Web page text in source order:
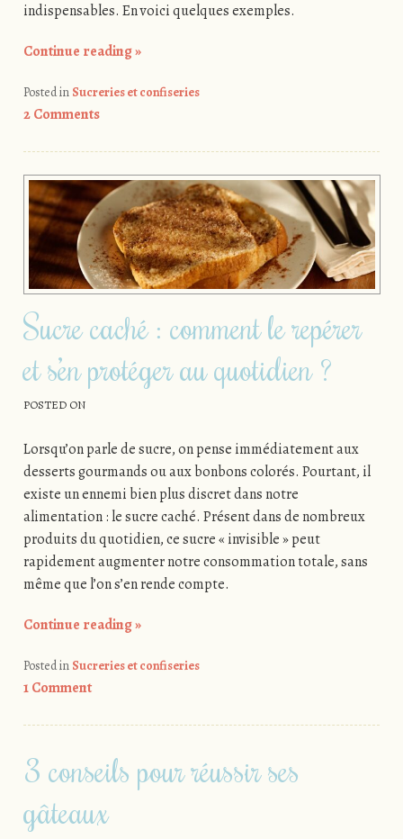
indispensables. En voici quelques exemples.
Continue reading»
Posted in Sucreries et confiseries
2 Comments
Sucre caché : comment le repérer
et s’en protéger au quotidien ?
POSTED ON
Lorsqu’on parle de sucre, on pense immédiatement aux
desserts gourmands ou aux bonbons colorés. Pourtant, il
existe un ennemi bien plus discret dans notre
alimentation : le sucre caché. Présent dans de nombreux
produits du quotidien, ce sucre « invisible » peut
rapidement augmenter notre consommation totale, sans
même que l’on s’en rende compte.
Continue reading»
Posted in Sucreries et confiseries
1 Comment
3 conseils pour réussir ses
gâteaux